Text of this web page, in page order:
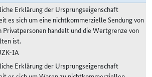
Erklärung der Ursprungseigenschaft
es sich um eine nichtkommerzielle Sendung von
Privatpersonen handelt und die Wertgrenze von
ist.
IA
Erklärung der Ursprungseigenschaft